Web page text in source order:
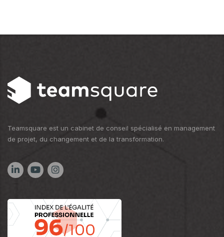
Teamsquare est un cabinet de conseil spécialisé en management
de projet, du changement et de la transformation.